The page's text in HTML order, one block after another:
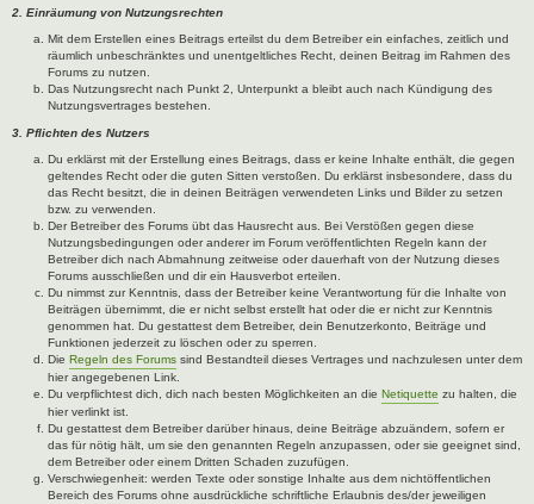
2. Einräumung von Nutzungsrechten
Mit dem Erstellen eines Beitrags erteilst du dem Betreiber ein einfaches, zeitlich und
räumlich unbeschränktes und unentgeltliches Recht, deinen Beitrag im Rahmen des
Forums zu nutzen.
Das Nutzungsrecht nach Punkt 2, Unterpunkt a bleibt auch nach Kündigung des
Nutzungsvertrages bestehen.
3. Pflichten des Nutzers
Du erklärst mit der Erstellung eines Beitrags, dass er keine Inhalte enthält, die gegen
geltendes Recht oder die guten Sitten verstoßen. Du erklärst insbesondere, dass du
das Recht besitzt, die in deinen Beiträgen verwendeten Links und Bilder zu setzen
bzw. zu verwenden.
Der Betreiber des Forums übt das Hausrecht aus. Bei Verstößen gegen diese
Nutzungsbedingungen oder anderer im Forum veröffentlichten Regeln kann der
Betreiber dich nach Abmahnung zeitweise oder dauerhaft von der Nutzung dieses
Forums ausschließen und dir ein Hausverbot erteilen.
Du nimmst zur Kenntnis, dass der Betreiber keine Verantwortung für die Inhalte von
Beiträgen übernimmt, die er nicht selbst erstellt hat oder die er nicht zur Kenntnis
genommen hat. Du gestattest dem Betreiber, dein Benutzerkonto, Beiträge und
Funktionen jederzeit zu löschen oder zu sperren.
Die Regeln des Forums sind Bestandteil dieses Vertrages und nachzulesen unter dem
hier angegebenen Link.
Du verpflichtest dich, dich nach besten Möglichkeiten an die Netiquette zu halten, die
hier verlinkt ist.
Du gestattest dem Betreiber darüber hinaus, deine Beiträge abzuändern, sofern er
das für nötig hält, um sie den genannten Regeln anzupassen, oder sie geeignet sind,
dem Betreiber oder einem Dritten Schaden zuzufügen.
Verschwiegenheit: werden Texte oder sonstige Inhalte aus dem nichtöffentlichen
Bereich des Forums ohne ausdrückliche schriftliche Erlaubnis des/der jeweiligen